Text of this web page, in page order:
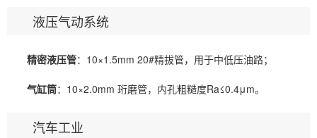
液压气动系统
精密液压管：10×1.5mm 20#精拔管，用于中低压油路；
气缸筒：10×2.0mm 珩磨管，内孔粗糙度Ra≤0.4μm。
汽车工业